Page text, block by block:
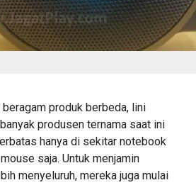
produk berbeda, lini
produsen ternama saat ini
hanya di sekitar notebook
saja. Untuk menjamin
menyeluruh, mereka juga mulai